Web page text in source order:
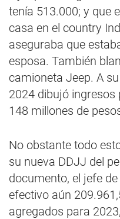
tenía 513.000; y que
casa en el country
aseguraba que
esposa. También
camioneta Jeep. A
2024 dibujó
148 millones de
No obstante todo
su nueva DDJJ del
documento, el jefe
efectivo aún
agregados para